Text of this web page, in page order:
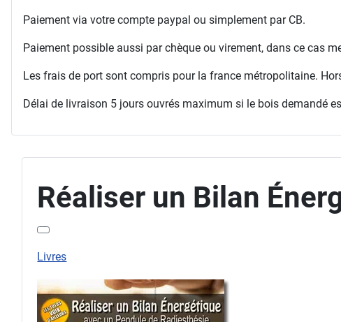
Paiement via votre compte paypal ou simplement par CB.
Paiement possible aussi par chèque ou virement, dans ce cas
Les frais de port sont compris pour la france métropolitaine.
Délai de livraison 5 jours ouvrés maximum si le bois demandé
Réaliser un Bilan
Livres